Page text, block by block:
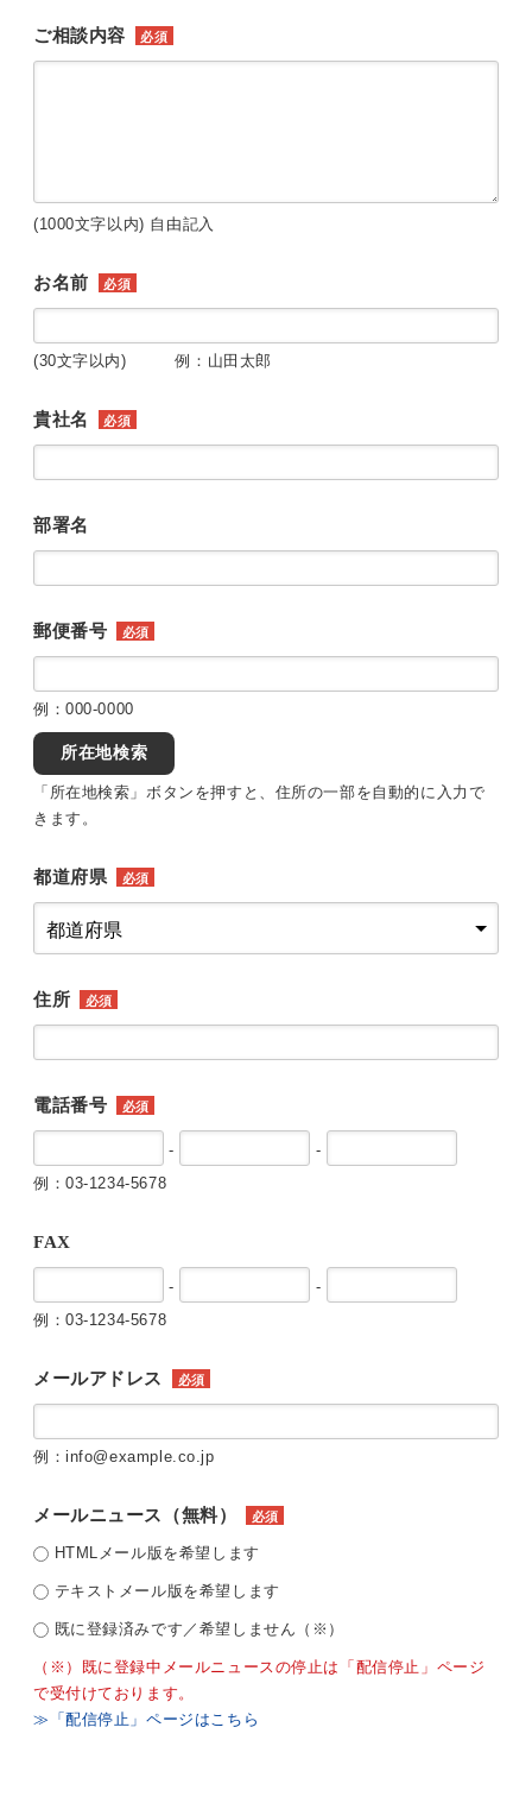
ご相談内容 必須
(1000文字以内) 自由記入
お名前 必須
(30文字以内) 例：山田太郎
貴社名 必須
部署名
郵便番号 必須
例：000-0000
所在地検索
「所在地検索」ボタンを押すと、住所の一部を自動的に入力で
きます。
都道府県 必須
住所 必須
電話番号 必須
-
-
例：03-1234-5678
FAX
-
-
例：03-1234-5678
メールアドレス 必須
例：info@example.co.jp
メールニュース（無料） 必須
HTMLメール版を希望します
テキストメール版を希望します
既に登録済みです／希望しません（※）
（※）既に登録中メールニュースの停止は「配信停止」ページ
で受付けております。
≫「配信停止」ページはこちら